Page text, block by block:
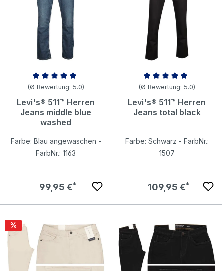
Durchschnittliche Bewertung von 5 von 5 Sternen
(Ø Bewertung: 5.0)
Levi's® 511™ Herren
Jeans middle blue
washed
Farbe: Blau angewaschen -
FarbNr.: 1163
Regulärer Preis:
99,95 €
Durchschnittliche Bewertung
(Ø Bewertung: 5.0)
Levi's® 511™ Herren
Jeans total black
Farbe: Schwarz - FarbNr.:
1507
Regulärer Preis:
109,95 €
Rabatt
%